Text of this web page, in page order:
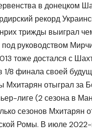
в донецком
рекорд
трижды выиграл
руководством
тоже достался с
1/8 финала своей
Мхитарян отыграл за
лиге (2 сезона в
сезонов
Ромы. В июле